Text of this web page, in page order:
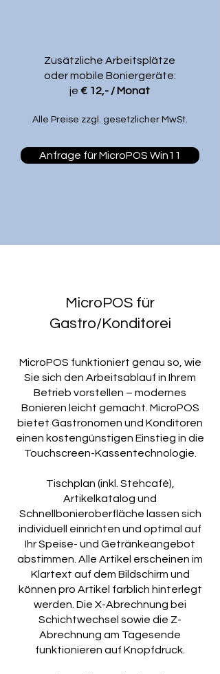
Zusätzliche Arbeitsplätze
oder mobile Boniergeräte:
je € 12,- / Monat
Alle Preise zzgl. gesetzlicher MwSt.
Anfrage für MicroPOS Win11
MicroPOS für
Gastro/Konditorei
MicroPOS funktioniert genau so, wie
Sie sich den Arbeitsablauf in Ihrem
Betrieb vorstellen – modernes
Bonieren leicht gemacht. MicroPOS
bietet Gastronomen und Konditoren
einen kostengünstigen Einstieg in die
Touchscreen-Kassentechnologie.
Tischplan (inkl. Stehcafé),
Artikelkatalog und
Schnellbonieroberfläche lassen sich
individuell einrichten und optimal auf
Ihr Speise- und Getränkeangebot
abstimmen. Alle Artikel erscheinen im
Klartext auf dem Bildschirm und
können pro Artikel farblich hinterlegt
werden. Die X-Abrechnung bei
Schichtwechsel sowie die Z-
Abrechnung am Tagesende
funktionieren auf Knopfdruck.